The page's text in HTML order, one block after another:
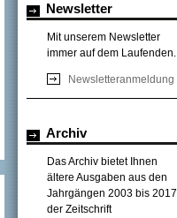
Newsletter
Mit unserem Newsletter
immer auf dem Laufenden.
Newsletteranmeldung
Archiv
Das Archiv bietet Ihnen
ältere Ausgaben aus den
Jahrgängen 2003 bis 2017
der Zeitschrift